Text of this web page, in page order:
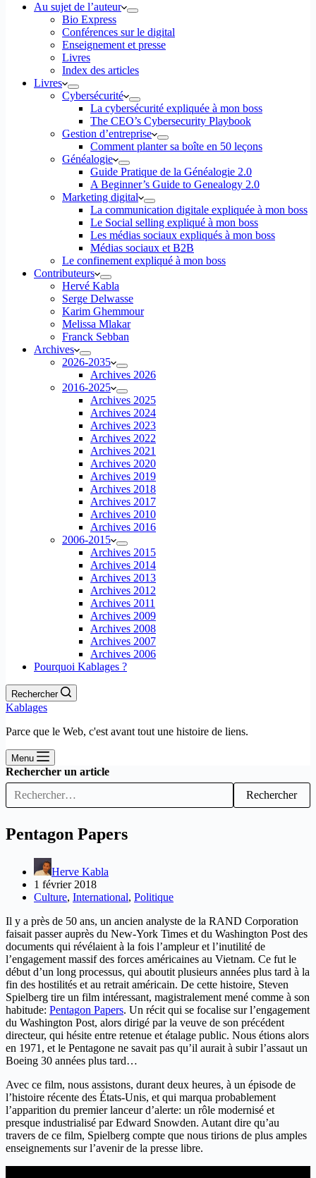
Au sujet de l’auteur
Bio Express
Conférences sur le digital
Enseignement et presse
Livres
Index des articles
Livres
Cybersécurité
La cybersécurité expliquée à mon boss
The CEO’s Cybersecurity Playbook
Gestion d’entreprise
Comment planter sa boîte en 50 leçons
Généalogie
Guide Pratique de la Généalogie 2.0
A Beginner’s Guide to Genealogy 2.0
Marketing digital
La communication digitale expliquée à mon boss
Le Social selling expliqué à mon boss
Les médias sociaux expliqués à mon boss
Médias sociaux et B2B
Le confinement expliqué à mon boss
Contributeurs
Hervé Kabla
Serge Delwasse
Karim Ghemmour
Melissa Mlakar
Franck Sebban
Archives
2026-2035
Archives 2026
2016-2025
Archives 2025
Archives 2024
Archives 2023
Archives 2022
Archives 2021
Archives 2020
Archives 2019
Archives 2018
Archives 2017
Archives 2010
Archives 2016
2006-2015
Archives 2015
Archives 2014
Archives 2013
Archives 2012
Archives 2011
Archives 2009
Archives 2008
Archives 2007
Archives 2006
Pourquoi Kablages ?
Rechercher
Kablages
Parce que le Web, c'est avant tout une histoire de liens.
Menu
Rechercher un article
Rechercher
Pentagon Papers
Herve Kabla
1 février 2018
Culture, International, Politique
Il y a près de 50 ans, un ancien analyste de la RAND Corporation
faisait passer auprès du New-York Times et du Washington Post des
documents qui révélaient à la fois l’ampleur et l’inutilité de
l’engagement massif des forces américaines au Vietnam. Ce fut le
début d’un long processus, qui aboutit plusieurs années plus tard à la
fin des hostilités et au retrait américain. De cette histoire, Steven
Spielberg tire un film intéressant, magistralement mené comme à son
habitude: Pentagon Papers. Un récit qui se focalise sur l’engagement
du Washington Post, alors dirigé par la veuve de son précédent
directeur, qui hésite entre retenue et étalage public. Nous étions alors
en 1971, et le Pentagone ne savait pas qu’il aurait à subir l’assaut un
Boeing 30 années plus tard…
Avec ce film, nous assistons, durant deux heures, à un épisode de
l’histoire récente des États-Unis, et qui marqua probablement
l’apparition du premier lanceur d’alerte: un rôle modernisé et
presque industrialisé par Edward Snowden. Autant dire qu’au
travers de ce film, Spielberg compte que nous tirions de plus amples
enseignements sur l’avenir de la presse libre.